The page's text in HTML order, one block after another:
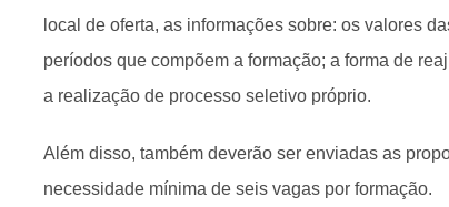
local de oferta, as informações sobre: os valores
períodos que compõem a formação; a forma de
a realização de processo seletivo próprio.
Além disso, também deverão ser enviadas as
necessidade mínima de seis vagas por formação.